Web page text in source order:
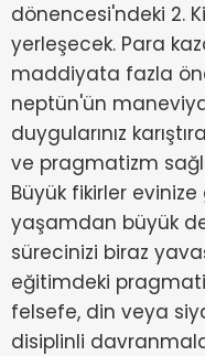
dönencesi'ndeki 2.
yerleşecek. Para
maddiyata fazla
neptün'ün
duygularınız
ve pragmatizm
Büyük fikirler
yaşamdan büyük
sürecinizi biraz
eğitimdeki
felsefe, din veya
disiplinli